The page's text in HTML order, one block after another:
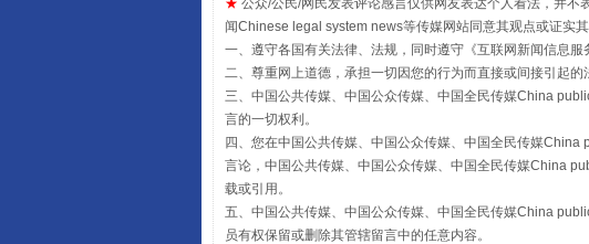
全民健身五年计划来了！等你上场
★ 公众/公民/网民发表评论感言仅供网友表达个人看法，并
闻Chinese legal system news等传媒网站同意其观点或证实
一、遵守各国有关法律、法规，同时遵守《互联网新闻信息服
二、尊重网上道德，承担一切因您的行为而直接或间接引起的
三、中国公共传媒、中国公众传媒、中国全民传媒China
言的一切权利。
四、您在中国公共传媒、中国公众传媒、中国全民传媒
言论，中国公共传媒、中国公众传媒、中国全民传媒China
载或引用。
五、中国公共传媒、中国公众传媒、中国全民传媒China
员有权保留或删除其管辖留言中的任意内容。